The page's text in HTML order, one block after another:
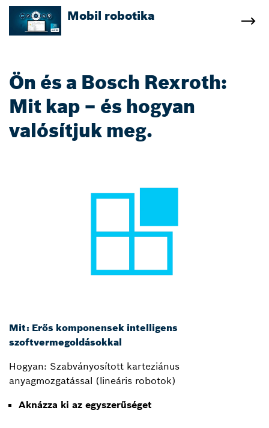
Mobil robotika
Ön és a Bosch Rexroth:
Mit kap – és hogyan
valósítjuk meg.
Mit: Erős komponensek intelligens
szoftvermegoldásokkal
Hogyan: Szabványosított karteziánus
anyagmozgatással (lineáris robotok)
Aknázza ki az egyszerűséget